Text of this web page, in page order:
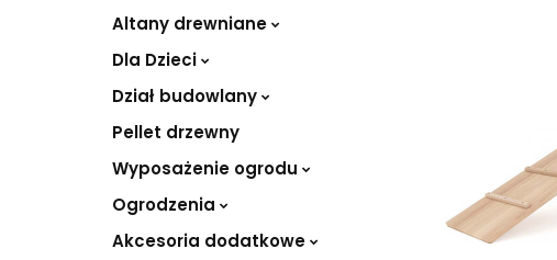
Altany drewniane
Dla Dzieci
Dział budowlany
Pellet drzewny
Wyposażenie ogrodu
Ogrodzenia
Akcesoria dodatkowe